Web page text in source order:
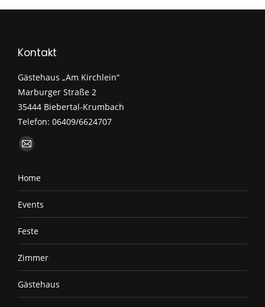
Kontakt
Gästehaus „Am Kirchlein“
Marburger Straße 2
35444 Biebertal-Krumbach
Telefon: 06409/6624707
Finden Sie uns auf:
E-
page
new
window
Home
Events
Feste
Zimmer
Gästehaus